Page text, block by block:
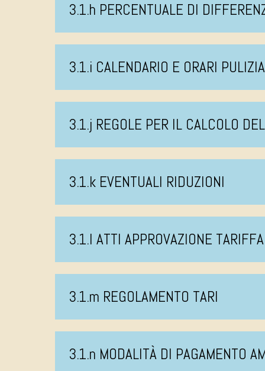
3.1.h PERCENTUALE DI
3.1.i CALENDARIO E ORARI
3.1.j REGOLE PER IL CALCOLO
3.1.k EVENTUALI RIDUZIONI
3.1.l ATTI APPROVAZIONE TARIFFA
3.1.m REGOLAMENTO TARI
3.1.n MODALITÀ DI PAGAMENTO